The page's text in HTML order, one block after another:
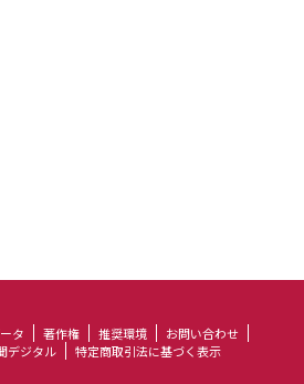
タ 著作権 推奨環境
お問い合わせ
デジタル 特定商取引法に基づく表示